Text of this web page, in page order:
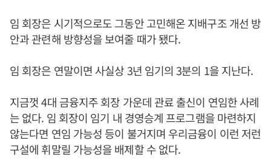
임 회장은 시기적으로도 그동안 고민해온 지배구조 개선 방
안과 관련해 방향성을 보여줄 때가 됐다.
임 회장은 연말이면 사실상 3년 임기의 3분의 1을 지난다.
지금껏 4대 금융지주 회장 가운데 관료 출신이 연임한 사례
는 없다. 임 회장이 임기 내 경영승계 프로그램을 마련하지
않는다면 연임 가능성 등이 불거지며 우리금융이 이런 저런
구설에 휘말릴 가능성을 배제할 수 없다.